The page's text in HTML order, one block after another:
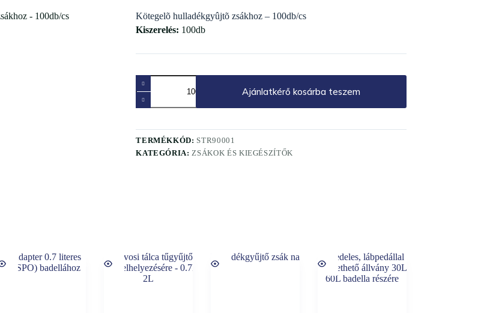
Kötegelõ hulladékgyûjtõ zsákhoz – 100db/cs
Kiszerelés: 100db
Kötegelõ
hulladékgyûjtõ
zsákhoz
-
mennyiség
Ajánlatkérő kosárba teszem
TERMÉKKÓD: STR90001
KATEGÓRIA:ZSÁKOK ÉS KIEGÉSZÍTŐK